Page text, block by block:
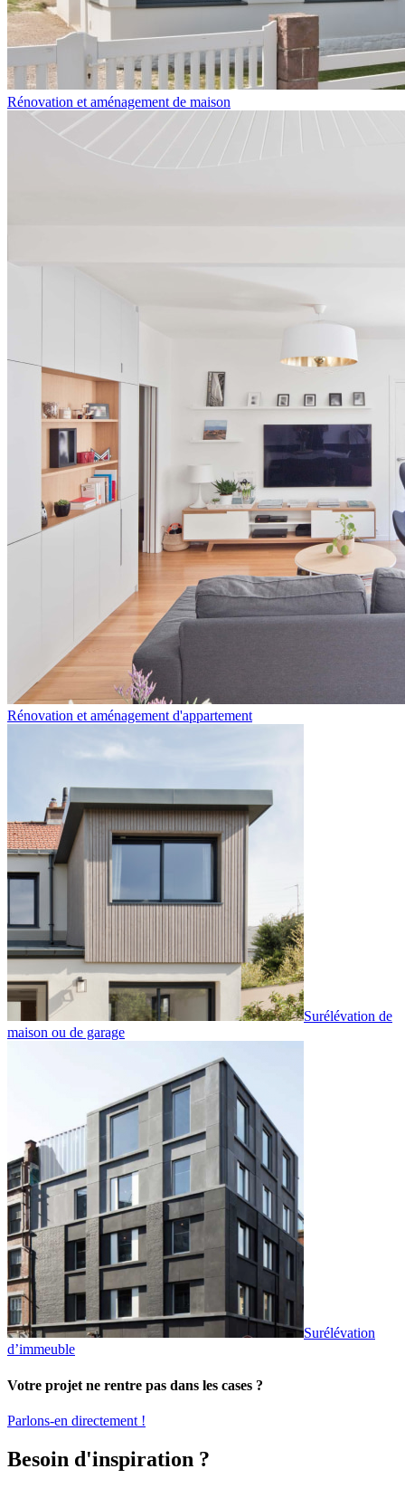
Rénovation et aménagement de maison
Rénovation et aménagement d'appartement
Surélévation de
maison ou de garage
Surélévation
d’immeuble
Votre projet ne rentre pas dans les cases ?
Parlons-en directement !
Besoin d'inspiration ?